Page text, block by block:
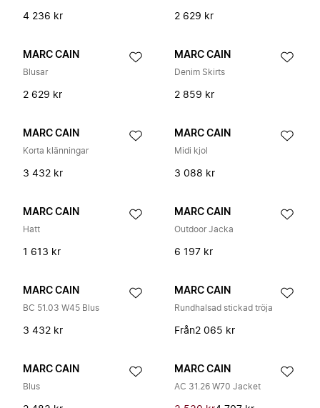
4 236 kr 2 629 kr
MARC CAIN
Blusar
2 629 kr
MARC CAIN
Denim Skirts
2 859 kr
MARC CAIN
Korta klänningar
3 432 kr
MARC CAIN
Midi kjol
3 088 kr
MARC CAIN
Hatt
1 613 kr
MARC CAIN
Outdoor Jacka
6 197 kr
MARC CAIN
BC 51.03 W45 Blus
3 432 kr
MARC CAIN
Rundhalsad stickad tröja
Från2 065 kr
MARC CAIN
Blus
MARC CAIN
AC 31.26 W70 Jacket